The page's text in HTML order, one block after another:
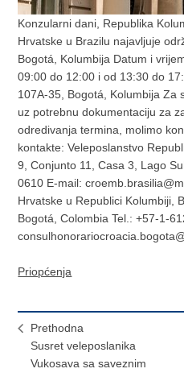
Konzularni dani, Republika
Hrvatske u Brazilu najavljuje
Bogotá, Kolumbija Datum i
09:00 do 12:00 i od 13:30 do
107A-35, Bogotá, Kolumbija Za
uz potrebnu dokumentaciju za
odredivanja termina, molimo
kontakte: Veleposlanstvo
9, Conjunto 11, Casa 3, Lago
0610 E-mail:
Hrvatske u Republici Kolumbiji,
Bogotá, Colombia Tel.: +57-1-
Priopćenja
Prethodna
Susret veleposlanika
Vukosava sa saveznim